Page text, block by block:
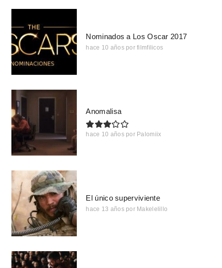
Nominados a Los Oscar 2017
hace 10 años por filmfilicos
Anomalisa
hace 10 años por Palomiix
El único superviviente
hace 13 años por Makelelillo